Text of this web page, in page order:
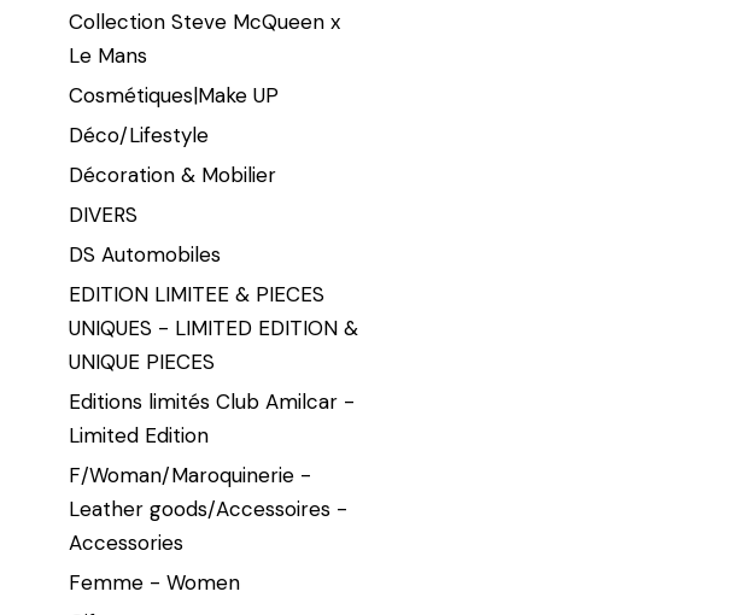
Collection Steve McQueen x
Le Mans
Cosmétiques|Make UP
Déco/Lifestyle
Décoration & Mobilier
DIVERS
DS Automobiles
EDITION LIMITEE & PIECES
UNIQUES - LIMITED EDITION &
UNIQUE PIECES
Editions limités Club Amilcar -
Limited Edition
F/Woman/Maroquinerie -
Leather goods/Accessoires -
Accessories
Femme - Women